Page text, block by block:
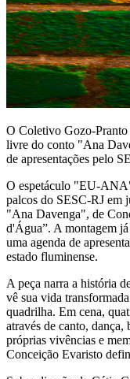
O Coletivo Gozo-
livre do conto "Ana
de apresentações pelo
O espetáculo "EU-
palcos do SESC-RJ em
"Ana Davenga", de
d'Água”. A montagem
uma agenda de
estado fluminense.
A peça narra a história
vê sua vida
quadrilha. Em cena,
através de canto, dança,
próprias vivências e
Conceição Evaristo